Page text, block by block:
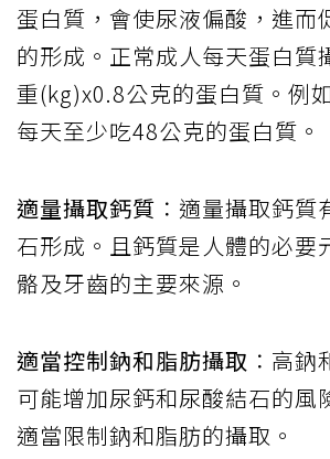
蛋白質，會使尿液偏酸，進而
的形成。正常成人每天蛋白質
重(kg)x0.8公克的蛋白質。例
每天至少吃48公克的蛋白質。
適量攝取鈣質 ：適量攝取鈣質
石形成。且鈣質是人體的必要
骼及牙齒的主要來源。
適當控制鈉和脂肪攝取 ：高
可能增加尿鈣和尿酸結石的風
適當限制鈉和脂肪的攝取。